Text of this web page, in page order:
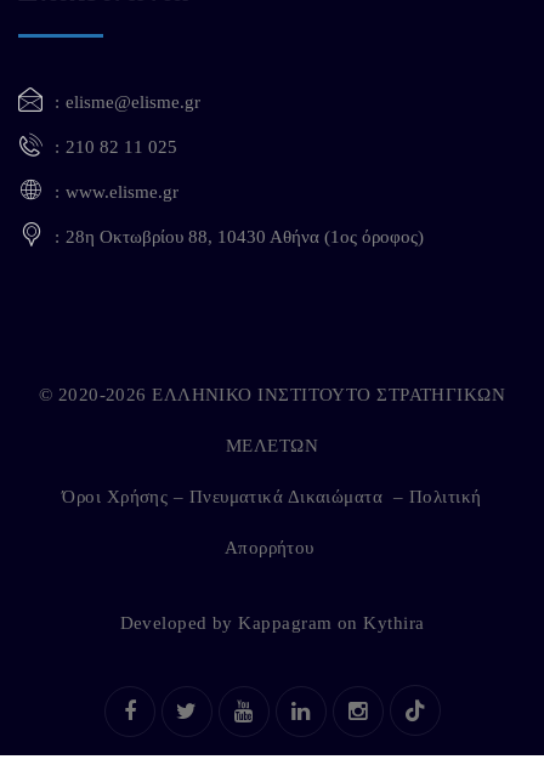
elisme@elisme.gr
210 82 11 025
www.elisme.gr
28η Οκτωβρίου 88, 10430 Αθήνα (1ος όροφος)
© 2020-2026 ΕΛΛΗΝΙΚΟ ΙΝΣΤΙΤΟΥΤΟ ΣΤΡΑΤΗΓΙΚΩΝ
ΜΕΛΕΤΩΝ
Όροι Χρήσης – Πνευματικά Δικαιώματα – Πολιτική
Απορρήτου
Developed byKappagram onKythira